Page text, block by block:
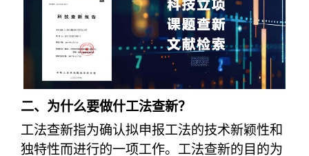
二、为什么要做什工法查新？
工法查新指为确认拟申报工法的技术新颖性和
独特性而进行的一项工作。工法查新的目的为